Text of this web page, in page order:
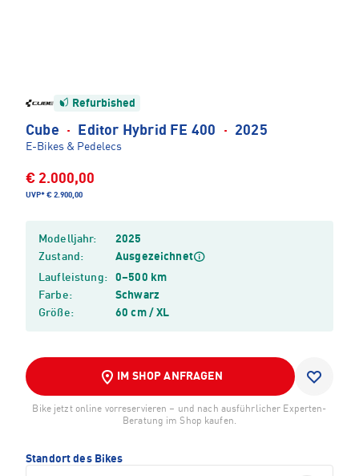
Refurbished
Cube · Editor Hybrid FE 400 · 2025
E-Bikes & Pedelecs
€ 2.000,00
UVP* € 2.900,00
Modelljahr:
2025
Zustand:
Ausgezeichnet
Laufleistung:
0–500 km
Farbe:
Schwarz
Größe:
60 cm / XL
IM SHOP ANFRAGEN
Bike jetzt online vorreservieren – und nach ausführlicher Experten-
Beratung im Shop kaufen.
Standort des Bikes